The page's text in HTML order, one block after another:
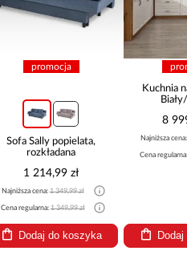
promocja
Sofa Sally popielata,
rozkładana
1 214,99 zł
Najniższa cena:1 349,99 zł
Cena regularna:1 349,99 zł
Dodaj do koszyka
Kuchnia
8
Najniższa
Cena